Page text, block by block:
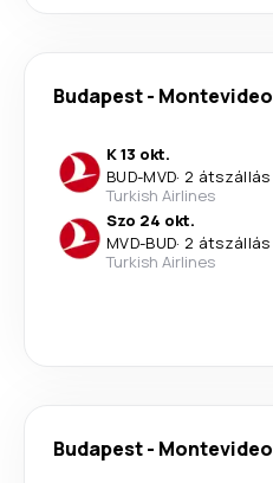
Budapest- Montevideo
K 13 okt.
BUD-MVD· 2 átszállás
Turkish Airlines
Szo 24 okt.
MVD-BUD· 2 átszállás
Turkish Airlines
Budapest- Montevideo